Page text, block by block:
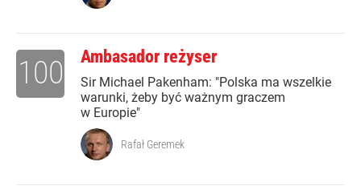
Ambasador reżyser
Sir Michael Pakenham: "Polska ma wszelkie
warunki, żeby być ważnym graczem
w Europie"
100
Rafał Geremek